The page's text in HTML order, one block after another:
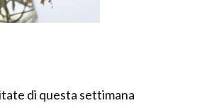
di questa settimana